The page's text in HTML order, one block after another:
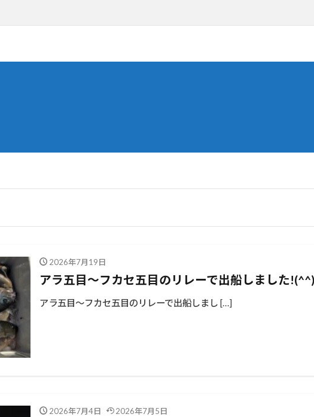
2026年7月19日
アラ五目～フカセ五目のリレーで出船しました
アラ五目～フカセ五目のリレーで出船しまし […]
2026年7月4日 2026年7月5日